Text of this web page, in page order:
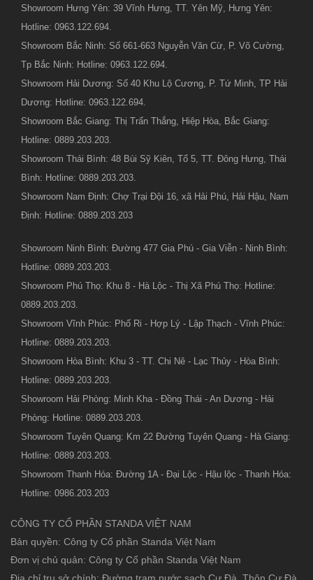
Showroom Hưng Yên: 39 Vĩnh Hưng, TT. Yên Mỹ, Hưng Yên:
Hotline: 0963.122.694.
Showroom Bắc Ninh: Số 661-663 Nguyễn Văn Cừ, P. Võ Cường,
Tp Bắc Ninh: Hotline: 0963.122.694.
Showroom Hải Dương: Số 40 Khu Lộ Cương, P. Tứ Minh, TP Hải
Dương: Hotline: 0963.122.694.
Showroom Bắc Giang: Thị Trấn Thắng, Hiệp Hòa, Bắc Giang:
Hotline: 0889.203.203.
Showroom Thái Bình: 48 Bùi Sỹ Kiên, Tổ 5, TT. Đông Hưng, Thái
Bình: Hotline: 0889.203.203.
Showroom Nam Định: Chợ Trại Đội 16, xã Hải Phú, Hải Hậu, Nam
Định: Hotline: 0889.203.203
Showroom Ninh Bình: Đường 477 Gia Phú - Gia Viễn - Ninh Bình:
Hotline: 0889.203.203.
Showroom Phú Thọ: Khu 8 - Hà Lộc - Thị Xã Phú Thọ: Hotline:
0889.203.203.
Showroom Vĩnh Phúc: Phố Ri - Hợp Lý - Lập Thạch - Vĩnh Phúc:
Hotline: 0889.203.203.
Showroom Hòa Bình: Khu 3 - TT. Chi Nê - Lạc Thủy - Hòa Bình:
Hotline: 0889.203.203.
Showroom Hải Phòng: Minh Kha - Đồng Thái - An Dương - Hải
Phòng: Hotline: 0889.203.203.
Showroom Tuyên Quang: Km 22 Đường Tuyên Quang - Hà Giang:
Hotline: 0889.203.203.
Showroom Thanh Hóa: Đường 1A - Đại Lộc - Hậu lộc - Thanh Hóa:
Hotline: 0986.203.203
CÔNG TY CỔ PHẦN STANDA VIỆT NAM
Bản quyền: Công ty Cổ phần Standa Việt Nam
Đơn vị chủ quản: Công ty Cổ phần Standa Việt Nam
Địa chỉ trụ sở chính: Đường trạm nước sạch Cự Đà, Thôn Cự Đà,